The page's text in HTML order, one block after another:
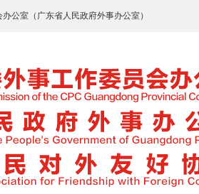
公室（广东省人民政府外事办公室）